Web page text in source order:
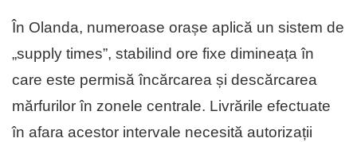
În Olanda, numeroase orașe aplică un sistem de
„supply times”, stabilind ore fixe dimineața în
care este permisă încărcarea și descărcarea
mărfurilor în zonele centrale. Livrările efectuate
în afara acestor intervale necesită autorizații